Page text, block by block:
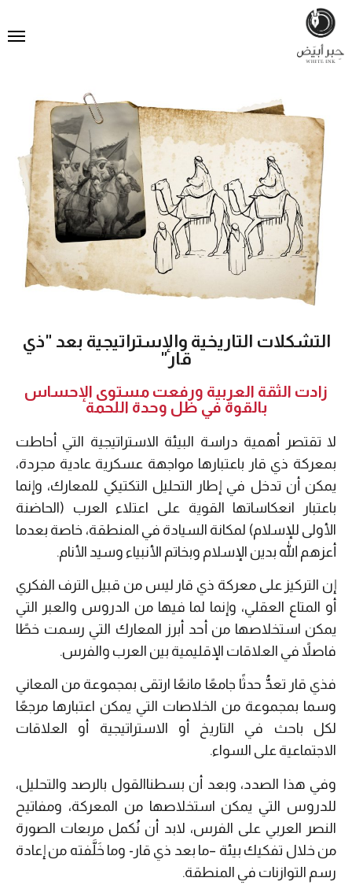
التشكلات التاريخية والإستراتيجية بعد "ذي
قار"
زادت الثقة العربية ورفعت مستوى الإحساس
بالقوة في ظل وحدة اللحمة
لا تقتصر أهمية دراسة البيئة الاستراتيجية التي أحاطت
بمعركة ذي قار باعتبارها مواجهة عسكرية عادية مجردة،
يمكن أن تدخل في إطار التحليل التكتيكي للمعارك، وإنما
باعتبار انعكاساتها القوية على اعتلاء العرب (الحاضنة
الأولى للإسلام) لمكانة السيادة في المنطقة، خاصة بعدما
أعزهم الله بدين الإسلام وبخاتم الأنبياء وسيد الأنام.
إن التركيز على معركة ذي قار ليس من قبيل الترف الفكري
أو المتاع العقلي، وإنما لما فيها من الدروس والعبر التي
يمكن استخلاصها من أحد أبرز المعارك التي رسمت خطًا
فاصلاً في العلاقات الإقليمية بين العرب والفرس.
فذي قار تعدُّ حدثًا جامعًا مانعًا ارتقى بمجموعة من المعاني
وسما بمجموعة من الخلاصات التي يمكن اعتبارها مرجعًا
لكل باحث في التاريخ أو الاستراتيجية أو العلاقات
الاجتماعية على السواء.
وفي هذا الصدد، وبعد أن بسطناالقول بالرصد والتحليل،
للدروس التي يمكن استخلاصها من المعركة، ومفاتيح
النصر العربي على الفرس، لابد أن نُكمل مربعات الصورة
من خلال تفكيك بيئة –ما بعد ذي قار- وما خَلَّفته من إعادة
رسم التوازنات في المنطقة.